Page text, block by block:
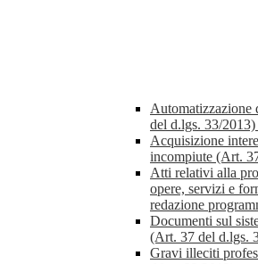
Automatizzazione
del d.lgs. 33/2013)
Acquisizione
incompiute (Art.
Atti relativi alla
opere, servizi e
redazione
Documenti sul
(Art. 37 del d.lgs.
Gravi illeciti